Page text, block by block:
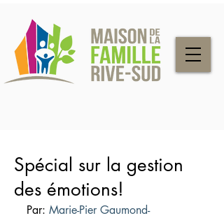
Spécial sur la gestion
des émotions!
Par: Marie-Pier Gaumond-